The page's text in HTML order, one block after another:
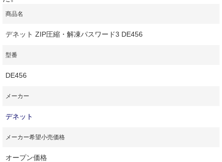
商品名
デネット ZIP圧縮・解凍パスワード3 DE456
型番
DE456
メーカー
デネット
メーカー希望小売価格
オープン価格